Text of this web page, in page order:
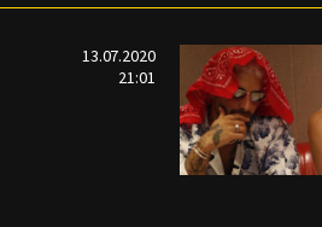
13.07.2020
21:01